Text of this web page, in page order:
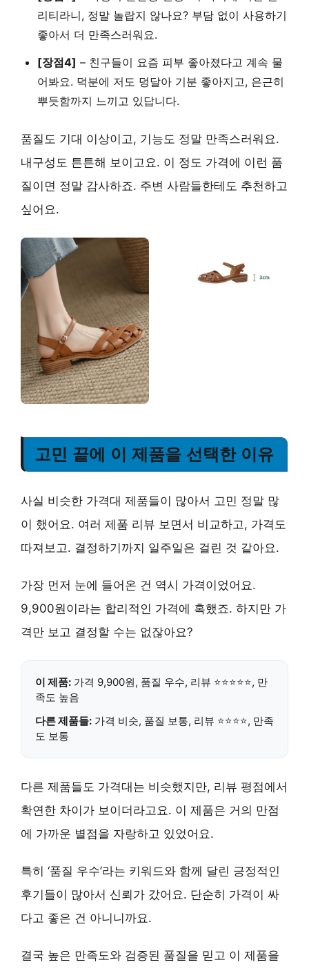
리티라니, 정말 놀랍지 않나요? 부담 없이 사용하기
좋아서 더 만족스러워요.
[장점4] – 친구들이 요즘 피부 좋아졌다고 계속 물
어봐요. 덕분에 저도 덩달아 기분 좋아지고, 은근히
뿌듯함까지 느끼고 있답니다.
품질도 기대 이상이고, 기능도 정말 만족스러워요.
내구성도 튼튼해 보이고요. 이 정도 가격에 이런 품
질이면 정말 감사하죠. 주변 사람들한테도 추천하고
싶어요.
고민 끝에 이 제품을 선택한 이유
사실 비슷한 가격대 제품들이 많아서 고민 정말 많
이 했어요. 여러 제품 리뷰 보면서 비교하고, 가격도
따져보고. 결정하기까지 일주일은 걸린 것 같아요.
가장 먼저 눈에 들어온 건 역시 가격이었어요.
9,900원이라는 합리적인 가격에 혹했죠. 하지만 가
격만 보고 결정할 수는 없잖아요?
이 제품: 가격 9,900원, 품질 우수, 리뷰 ⭐⭐⭐⭐⭐, 만
족도 높음
다른 제품들: 가격 비슷, 품질 보통, 리뷰 ⭐⭐⭐⭐, 만족
도 보통
다른 제품들도 가격대는 비슷했지만, 리뷰 평점에서
확연한 차이가 보이더라고요. 이 제품은 거의 만점
에 가까운 별점을 자랑하고 있었어요.
특히 ‘품질 우수’라는 키워드와 함께 달린 긍정적인
후기들이 많아서 신뢰가 갔어요. 단순히 가격이 싸
다고 좋은 건 아니니까요.
결국 높은 만족도와 검증된 품질을 믿고 이 제품을